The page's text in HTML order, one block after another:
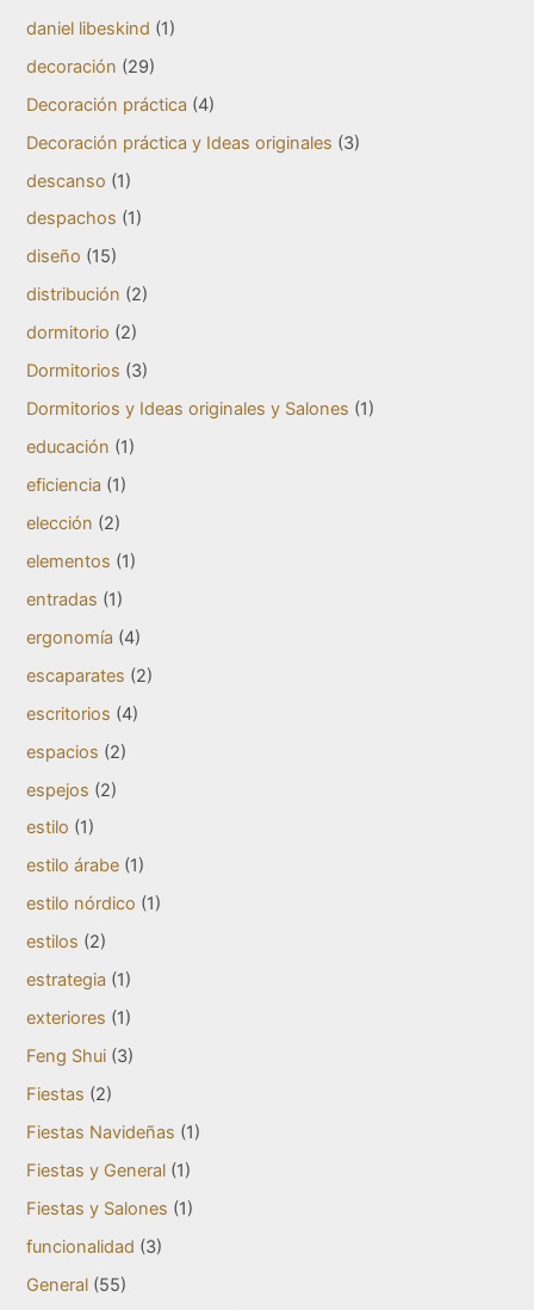
daniel libeskind (1)
decoración (29)
Decoración práctica (4)
Decoración práctica y Ideas originales (3)
descanso (1)
despachos (1)
diseño (15)
distribución (2)
dormitorio (2)
Dormitorios (3)
Dormitorios y Ideas originales y Salones (1)
educación (1)
eficiencia (1)
elección (2)
elementos (1)
entradas (1)
ergonomía (4)
escaparates (2)
escritorios (4)
espacios (2)
espejos (2)
estilo (1)
estilo árabe (1)
estilo nórdico (1)
estilos (2)
estrategia (1)
exteriores (1)
Feng Shui (3)
Fiestas (2)
Fiestas Navideñas (1)
Fiestas y General (1)
Fiestas y Salones (1)
funcionalidad (3)
General (55)